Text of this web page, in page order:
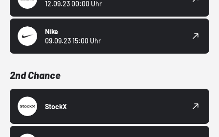
12.09.23 00:00 Uhr
Nike
09.09.23 15:00 Uhr
2nd Chance
StockX